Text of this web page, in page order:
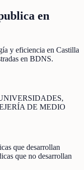
en
y eficiencia en Castilla
en BDNS.
DE MEDIO
que desarrollan
que no desarrollan